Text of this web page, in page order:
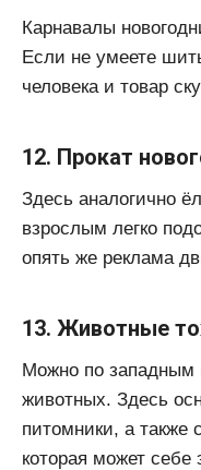
Карнавалы
Если не умеете
человека и товар
12. Прокат
Здесь аналогично
взрослым легко
опять же реклама
13. Животные
Можно по западным
животных. Здесь
питомники, а также
которая может себе